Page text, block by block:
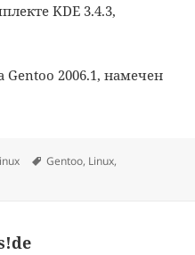
KDE 3.4.3,
2006.1, намечен
Метки
Gentoo, Linux,